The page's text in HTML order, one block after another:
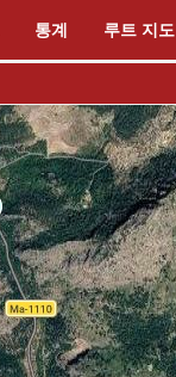
통계 루트 지도